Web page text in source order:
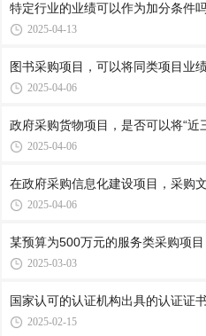
特定行业的业绩可以作为加分条件
2025-04-13
图书采购项目，可以将同类项目业
2025-04-06
政府采购货物项目，是否可以将“
2025-04-06
在政府采购信息化建设项目，采购
2025-04-06
某预算为500万元的服务类采购项
2025-03-03
国家认可的认证机构出具的认证证
2025-02-15